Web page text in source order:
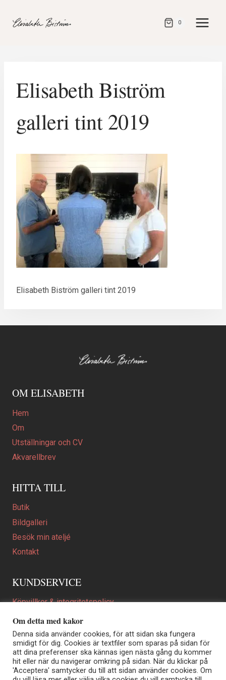
direkt
0
Elisabeth Biström
galleri tint 2019
Elisabeth Biström galleri tint 2019
OM ELISABETH
Hem
Om
Utställningar och CV
Akvarellbrev
HITTA TILL
Butik
Bildgalleri
Besök min ateljé
Kontakt
KUNDSERVICE
Köpvillkor & integritetspolicy
Att beställa ett personligt utformat konstverk
En personligare gåva
FAQ
Om detta med kakor
Denna sida använder cookies, för att sidan ska fungera
smidigt för dig. Cookies är textfiler som sparas på sidan för
att dina preferenser ska kännas igen nästa gång du kommer
hit eller när du navigerar omkring på sidan. När du klickar på
'Acceptera' samtycker du till att sidan använder cookies. Om